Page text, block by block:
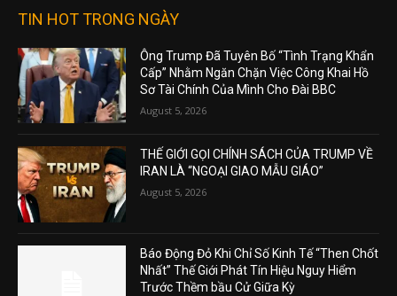
TIN HOT TRONG NGÀY
Ông Trump Đã Tuyên Bố “Tình Trạng Khẩn
Cấp” Nhằm Ngăn Chặn Việc Công Khai Hồ
Sơ Tài Chính Của Mình Cho Đài BBC
August 5, 2026
THẾ GIỚI GỌI CHÍNH SÁCH CỦA TRUMP VỀ
IRAN LÀ “NGOẠI GIAO MẪU GIÁO”
August 5, 2026
Báo Động Đỏ Khi Chỉ Số Kinh Tế “Then Chốt
Nhất” Thế Giới Phát Tín Hiệu Nguy Hiểm
Trước Thềm bầu Cử Giữa Kỳ